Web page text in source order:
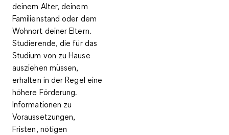
deinem Alter, deinem
Familienstand oder dem
Wohnort deiner Eltern.
Studierende, die für das
Studium von zu Hause
ausziehen müssen,
erhalten in der Regel eine
höhere Förderung.
Informationen zu
Voraussetzungen,
Fristen, nötigen